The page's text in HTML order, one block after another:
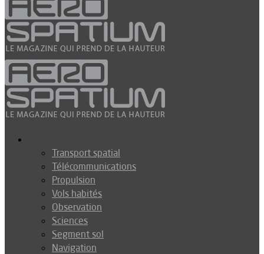
Transport spatial
Télécommunications
Propulsion
Vols habités
Observation
Sciences
Segment sol
Navigation